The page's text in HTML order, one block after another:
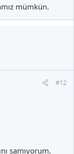
mümkün.
#12
samıyorum.